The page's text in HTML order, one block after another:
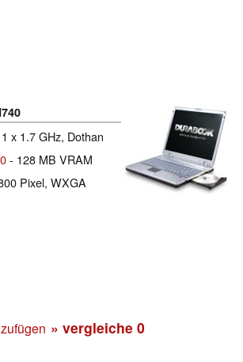
x 1.7 GHz, Dothan
- 128 MB VRAM
Pixel, WXGA
» vergleiche 0